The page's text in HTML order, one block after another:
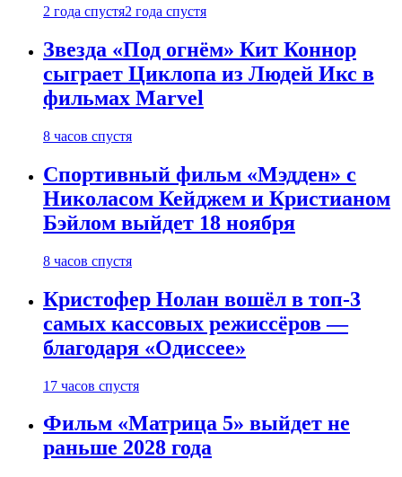
2 года спустя2 года спустя
Звезда «Под огнём» Кит Коннор
сыграет Циклопа из Людей Икс в
фильмах Marvel
8 часов спустя
Спортивный фильм «Мэдден» с
Николасом Кейджем и Кристианом
Бэйлом выйдет 18 ноября
8 часов спустя
Кристофер Нолан вошёл в топ-3
самых кассовых режиссёров —
благодаря «Одиссее»
17 часов спустя
Фильм «Матрица 5» выйдет не
раньше 2028 года